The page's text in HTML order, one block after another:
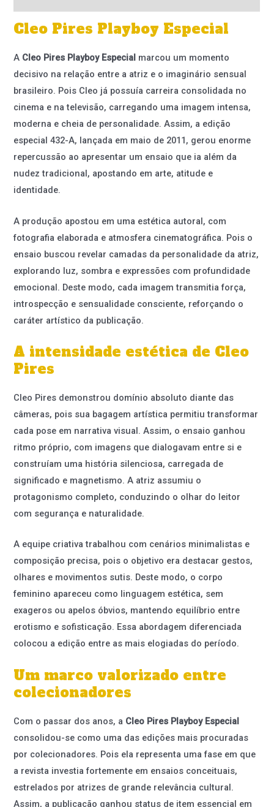
Cleo Pires Playboy Especial
A Cleo Pires Playboy Especial marcou um momento
decisivo na relação entre a atriz e o imaginário sensual
brasileiro. Pois Cleo já possuía carreira consolidada no
cinema e na televisão, carregando uma imagem intensa,
moderna e cheia de personalidade. Assim, a edição
especial 432-A, lançada em maio de 2011, gerou enorme
repercussão ao apresentar um ensaio que ia além da
nudez tradicional, apostando em arte, atitude e
identidade.
A produção apostou em uma estética autoral, com
fotografia elaborada e atmosfera cinematográfica. Pois o
ensaio buscou revelar camadas da personalidade da atriz,
explorando luz, sombra e expressões com profundidade
emocional. Deste modo, cada imagem transmitia força,
introspecção e sensualidade consciente, reforçando o
caráter artístico da publicação.
A intensidade estética de Cleo
Pires
Cleo Pires demonstrou domínio absoluto diante das
câmeras, pois sua bagagem artística permitiu transformar
cada pose em narrativa visual. Assim, o ensaio ganhou
ritmo próprio, com imagens que dialogavam entre si e
construíam uma história silenciosa, carregada de
significado e magnetismo. A atriz assumiu o
protagonismo completo, conduzindo o olhar do leitor
com segurança e naturalidade.
A equipe criativa trabalhou com cenários minimalistas e
composição precisa, pois o objetivo era destacar gestos,
olhares e movimentos sutis. Deste modo, o corpo
feminino apareceu como linguagem estética, sem
exageros ou apelos óbvios, mantendo equilíbrio entre
erotismo e sofisticação. Essa abordagem diferenciada
colocou a edição entre as mais elogiadas do período.
Um marco valorizado entre
colecionadores
Com o passar dos anos, a Cleo Pires Playboy Especial
consolidou-se como uma das edições mais procuradas
por colecionadores. Pois ela representa uma fase em que
a revista investia fortemente em ensaios conceituais,
estrelados por atrizes de grande relevância cultural.
Assim, a publicação ganhou status de item essencial em